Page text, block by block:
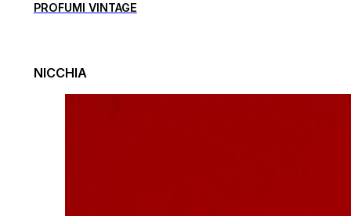
PROFUMI VINTAGE
NICCHIA